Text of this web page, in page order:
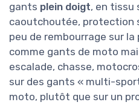
gants plein doigt, en tissu
caoutchoutée, protection
peu de rembourrage sur
comme gants de moto
escalade, chasse,
sur des gants « multi-
moto, plutôt que sur un